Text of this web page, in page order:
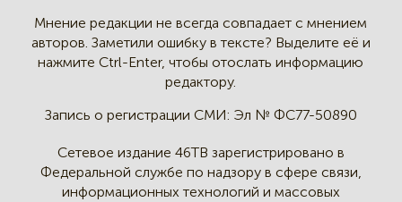
Мнение редакции не всегда совпадает с мнением
авторов. Заметили ошибку в тексте? Выделите её и
нажмите Ctrl-Enter, чтобы отослать информацию
редактору.
Запись о регистрации СМИ: Эл № ФС77-50890
Сетевое издание 46ТВ зарегистрировано в
Федеральной службе по надзору в сфере связи,
информационных технологий и массовых